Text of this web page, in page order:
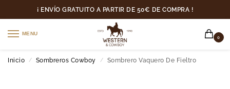
¡ ENVÍO GRATUITO A PARTIR DE 50€ DE COMPRA !
MENU
0
Inicio / Sombreros Cowboy / Sombrero Vaquero De Fieltro